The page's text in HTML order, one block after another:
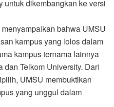
untuk dikembangkan ke versi
bahwa UMSU
kampus yang lolos dalam
kampus ternama lainnya
Telkom University. Dari
UMSU membuktikan
yang unggul dalam